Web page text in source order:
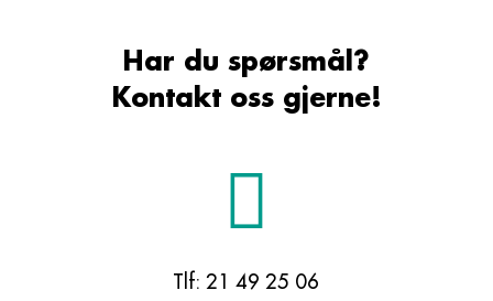
Har du spørsmål?
Kontakt oss gjerne!
Tlf: 21 49 25 06